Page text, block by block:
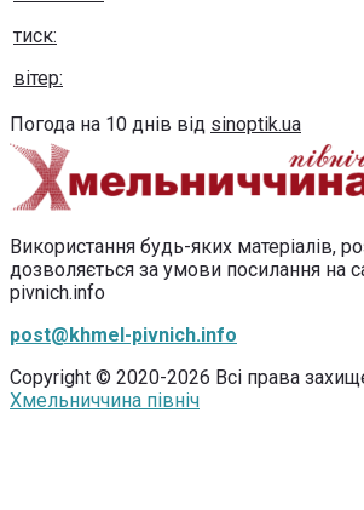
тиск:
вітер:
Погода на 10 днів від sinoptik.ua
Використання будь-яких матеріалів,
дозволяється за умови посилання на
pivnich.info
post@khmel-pivnich.info
Copyright © 2020-2026 Всі права
Хмельниччина північ